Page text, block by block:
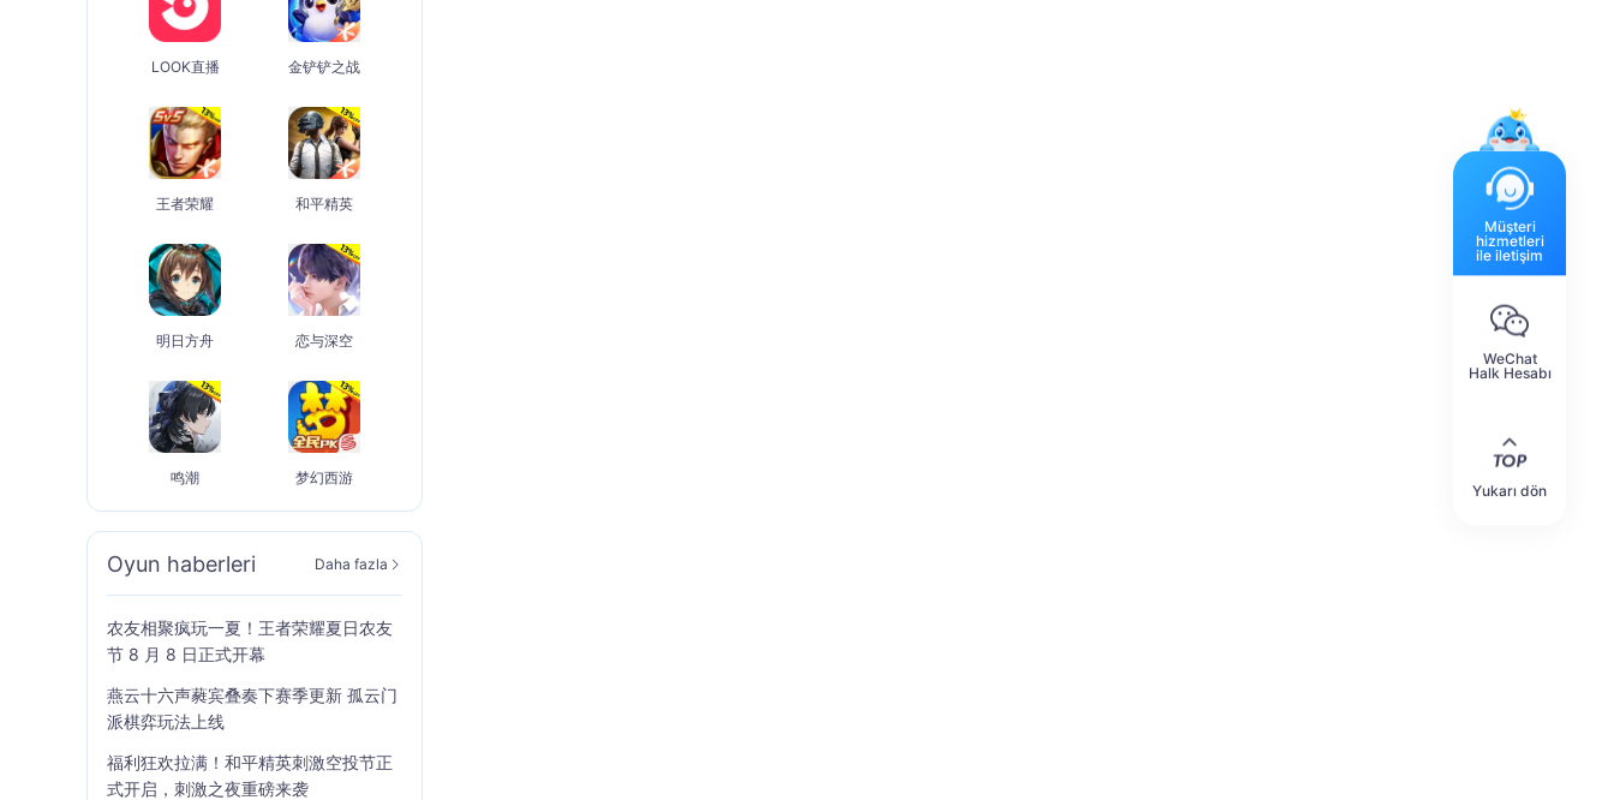
LOOK直播 金铲铲之战
王者荣耀 和平精英
明日方舟 恋与深空
鸣潮 梦幻西游
Oyun haberleri Daha fazla
农友相聚疯玩一夏！王者荣耀夏日农友
节 8 月 8 日正式开幕
燕云十六声蕤宾叠奏下赛季更新 孤云门
派棋弈玩法上线
福利狂欢拉满！和平精英刺激空投节正
式开启，刺激之夜重磅来袭
Müşteri
hizmetleri
ile iletişim
WeChat
Halk Hesabı
Yukarı dön